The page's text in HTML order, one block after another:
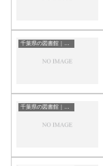
千葉県の図書館｜勉強できる場所
千葉県の図書館｜勉強できる場所